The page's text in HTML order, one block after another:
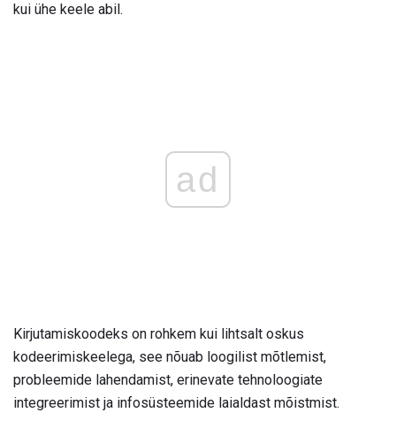
kui ühe keele abil.
ad
Kirjutamiskoodeks on rohkem kui lihtsalt oskus
kodeerimiskeelega, see nõuab loogilist mõtlemist,
probleemide lahendamist, erinevate tehnoloogiate
integreerimist ja infosüsteemide laialdast mõistmist.